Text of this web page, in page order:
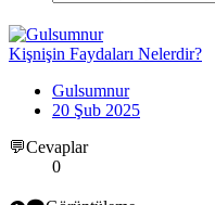
Kişnişin Faydaları Nelerdir?
Gulsumnur
20 Şub 2025
💬Cevaplar
0